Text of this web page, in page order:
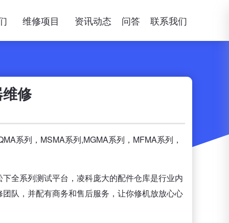
维修项目 资讯动态 问答 联系我们
修
系列，MSMA系列,MGMA系列，MFMA系列，
全系列测试平台，凌科庞大的配件仓库是行业内
队，并配有商务和售后服务，让你修机放放心心